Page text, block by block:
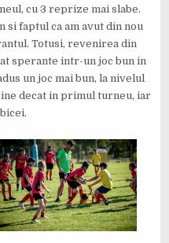
cu 3 reprize mai slabe.
si faptul ca am avut din nou
Totusi, revenirea din
sperante intr-un joc bun in
un joc mai bun, la nivelul
decat in primul turneu, iar